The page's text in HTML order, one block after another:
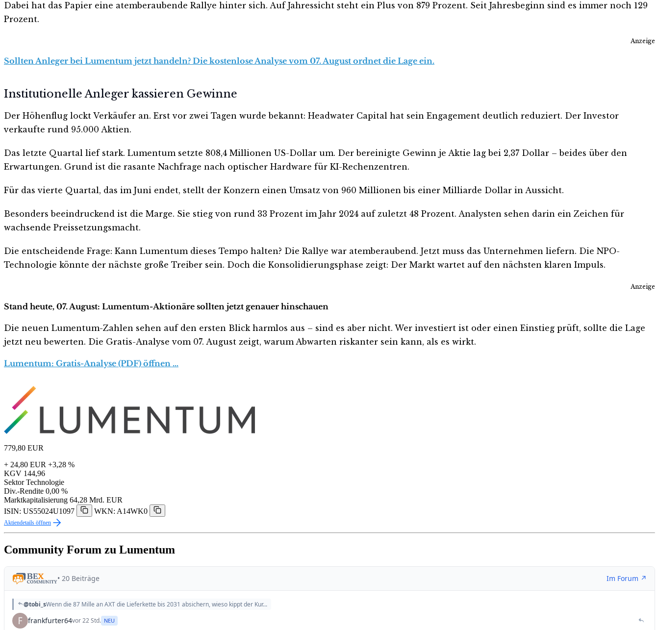
Dabei hat das Papier eine atemberaubende Rallye hinter sich. Auf Jahressicht steht ein Plus von 879 Prozent. Seit Jahresbeginn sind es immer noch 129
Prozent.
Anzeige
Sollten Anleger bei Lumentum jetzt handeln? Die kostenlose Analyse vom 07. August ordnet die Lage ein.
Institutionelle Anleger kassieren Gewinne
Der Höhenflug lockt Verkäufer an. Erst vor zwei Tagen wurde bekannt: Headwater Capital hat sein Engagement deutlich reduziert. Der Investor
verkaufte rund 95.000 Aktien.
Das letzte Quartal lief stark. Lumentum setzte 808,4 Millionen US-Dollar um. Der bereinigte Gewinn je Aktie lag bei 2,37 Dollar – beides über den
Erwartungen. Grund ist die rasante Nachfrage nach optischer Hardware für KI-Rechenzentren.
Für das vierte Quartal, das im Juni endet, stellt der Konzern einen Umsatz von 960 Millionen bis einer Milliarde Dollar in Aussicht.
Besonders beeindruckend ist die Marge. Sie stieg von rund 33 Prozent im Jahr 2024 auf zuletzt 48 Prozent. Analysten sehen darin ein Zeichen für
wachsende Preissetzungsmacht.
Die entscheidende Frage: Kann Lumentum dieses Tempo halten? Die Rallye war atemberaubend. Jetzt muss das Unternehmen liefern. Die NPO-
Technologie könnte der nächste große Treiber sein. Doch die Konsolidierungsphase zeigt: Der Markt wartet auf den nächsten klaren Impuls.
Anzeige
Stand heute, 07. August: Lumentum-Aktionäre sollten jetzt genauer hinschauen
Die neuen Lumentum-Zahlen sehen auf den ersten Blick harmlos aus – sind es aber nicht. Wer investiert ist oder einen Einstieg prüft, sollte die Lage
jetzt neu bewerten. Die Gratis-Analyse vom 07. August zeigt, warum Abwarten riskanter sein kann, als es wirkt.
Lumentum: Gratis-Analyse (PDF) öffnen …
779,80 EUR
+ 24,80 EUR +3,28 %
KGV 144,96
Sektor Technologie
Div.-Rendite 0,00 %
Marktkapitalisierung 64,28 Mrd. EUR
ISIN: US55024U1097
WKN: A14WK0
Aktiendetails öffnen
Community Forum zu Lumentum